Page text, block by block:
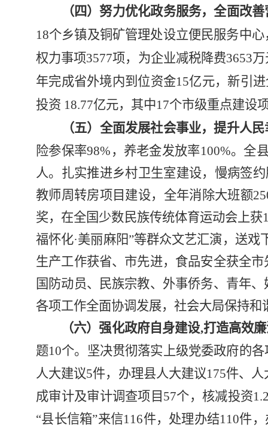
（四）努力优化政务服务，全面改
18个乡镇及铜矿管理处设立便民服务中心
权力事项3577项，为企业减税降费3653
年完成省外境内到位资金15亿元，新引
投资 18.77亿元，其中17个市级重点建设
（五）全面发展社会事业，提升人
险参保率98% ，养老金发放率100%。全
人。 扎实推进乡村卫生室建设，慢病签
教师周转房项目建设， 全年消除大班额
奖，在全国少数民族传统体育运动会上获
福怀化·美丽麻阳”等群众文艺汇演，送戏
生产工作获省、市先进，食品安全获全
国防动员、民族宗教、外事侨务、青年
各项工作全面协调发展，社会大局保持和
（六）强化政府自身建设,打造高效
题10个。坚决贯彻落实上级党委政府的
人大建议5件，办理县人大建议175件、人
成审计及审计调查项目 57个，核减投资
“县长信箱”来信116件，处理办结110件，